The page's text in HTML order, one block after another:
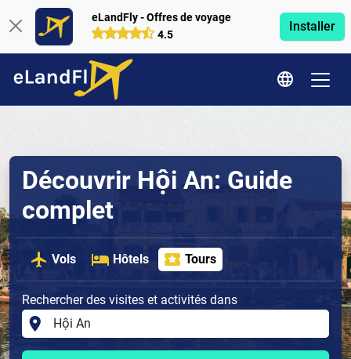
eLandFly - Offres de voyage
4.5
Installer
Découvrir Hội An: Guide
complet
Vols Hôtels Tours
Rechercher des visites et activités dans